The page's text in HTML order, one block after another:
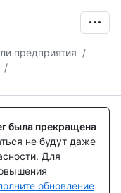
предприятия /
/
была прекращена
не будут даже
Для
обновление